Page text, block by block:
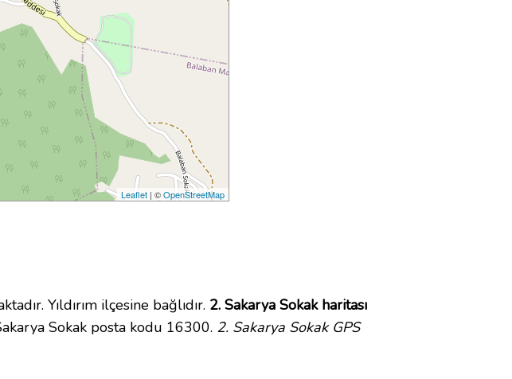
Leaflet | ©OpenStreetMap
Yıldırım ilçesine bağlıdır. 2. Sakarya Sokak haritası
Sokak posta kodu 16300. 2. Sakarya Sokak GPS